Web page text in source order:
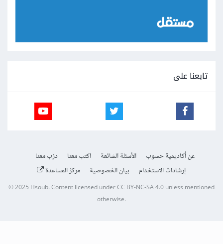
تابعنا على
عن أكاديمية حسوب الأسئلة الشائعة اكتب معنا
درّب معنا
إرشادات الاستخدام
بيان الخصوصية مركز المساعدة
© 2025 Hsoub.Content licensed underCC BY-NC-SA 4.0unless mentioned
otherwise.